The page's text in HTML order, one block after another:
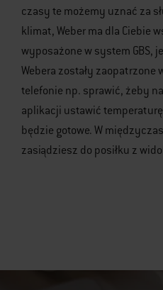
czasy te możemy uznać za
klimat, Weber ma dla Ciebie
wyposażone w system GBS,
Webera zostały
telefonie np. sprawić, żeby
aplikacji ustawić
będzie gotowe. W
zasiądziesz do posiłku z